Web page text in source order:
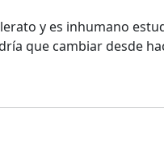
y es inhumano
que cambiar desde